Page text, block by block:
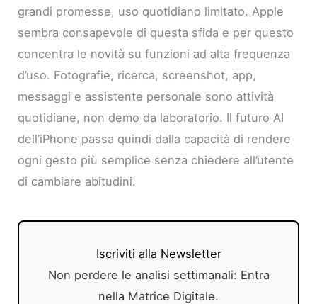
grandi promesse, uso quotidiano limitato. Apple
sembra consapevole di questa sfida e per questo
concentra le novità su funzioni ad alta frequenza
d’uso. Fotografie, ricerca, screenshot, app,
messaggi e assistente personale sono attività
quotidiane, non demo da laboratorio. Il futuro AI
dell’iPhone passa quindi dalla capacità di rendere
ogni gesto più semplice senza chiedere all’utente
di cambiare abitudini.
Iscriviti alla Newsletter
Non perdere le analisi settimanali: Entra
nella Matrice Digitale.